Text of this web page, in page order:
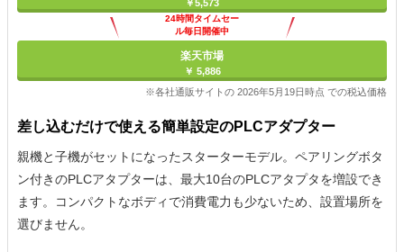
￥5,573
24時間タイムセー
ル毎日開催中
楽天市場
￥ 5,886
※各社通販サイトの 2026年5月19日時点 での税込価格
差し込むだけで使える簡単設定のPLCアダプター
親機と子機がセットになったスターターモデル。ペアリングボタ
ン付きのPLCアタプターは、最大10台のPLCアタプタを増設でき
ます。コンパクトなボディで消費電力も少ないため、設置場所を
選びません。